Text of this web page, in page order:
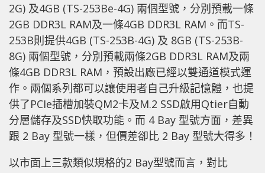
2G) 及4GB (TS-253Be-4G) 兩個型號，分別預載一條
2GB DDR3L RAM及一條4GB DDR3L RAM。而TS-
253B則提供4GB (TS-253B-4G) 及 8GB (TS-253B-
8G) 兩個型號，分別預載兩條2GB DDR3L RAM及兩
條4GB DDR3L RAM，預設出廠已經以雙通道模式運
作。兩個系列都可以讓使用者自己升級記憶體，也提
供了PCIe插槽加裝QM2卡及M.2 SSD啟用Qtier自動
分層儲存及SSD快取功能。而 4 Bay 型號方面，差異
跟 2 Bay 型號一樣，但價差卻比 2 Bay 型號大得多！
以市面上三款類似規格的2 Bay型號而言，對比